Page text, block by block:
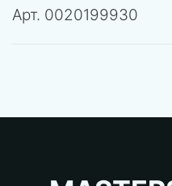
Арт. 0020199930